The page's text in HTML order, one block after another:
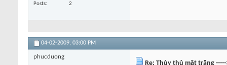
Posts
2
04-02-2009, 03:00 PM
phucduong
Re: Thủy thủ mặt trăng